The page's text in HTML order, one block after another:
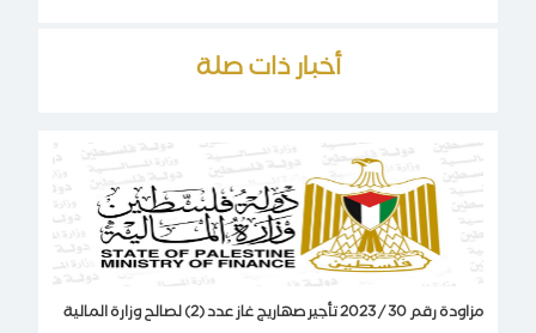
أخبار ذات صلة
مزاودة رقم 30 / 2023 تأجير صهاريج غاز عدد (2) لصالح وزارة المالية